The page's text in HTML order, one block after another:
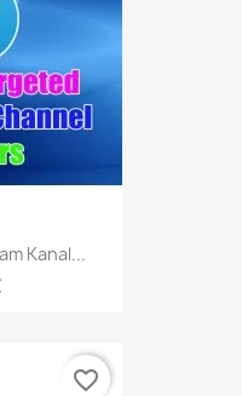
Kanal...
favorite_border